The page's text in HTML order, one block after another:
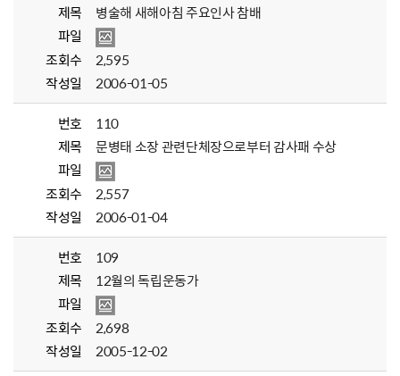
제목
병술해 새해아침 주요인사 참배
파일
조회수
2,595
작성일
2006-01-05
번호
110
제목
문병태 소장 관련단체장으로부터 감사패 수상
파일
조회수
2,557
작성일
2006-01-04
번호
109
제목
12월의 독립운동가
파일
조회수
2,698
작성일
2005-12-02